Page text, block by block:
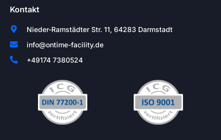
Kontakt
Nieder-Ramstädter Str. 11, 64283 Darmstadt
info@ontime-facility.de
+49174 7380524